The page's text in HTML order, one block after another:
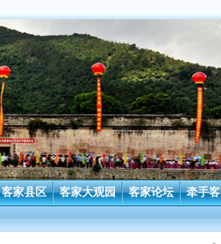
客家县区 客家大观园 客家论坛 牵手